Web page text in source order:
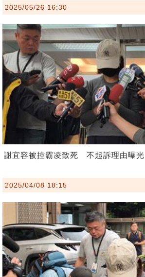
2025/05/26 16:30
謝宜容被控霸凌致死 不起訴理由曝光
2025/04/08 18:15